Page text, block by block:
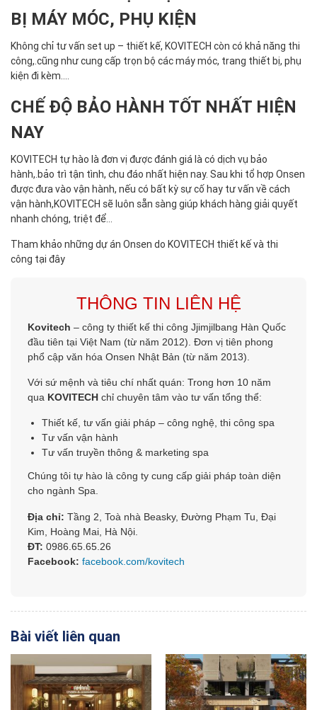
BỊ MÁY MÓC, PHỤ KIỆN
Không chỉ tư vấn set up – thiết kế, KOVITECH còn có khả năng thi
công,.cũng như cung cấp trọn bộ các máy móc, trang thiết bị, phụ
kiện đi kèm….
CHẾ ĐỘ BẢO HÀNH TỐT NHẤT HIỆN
NAY
KOVITECH tự hào là đơn vị được đánh giá là có dịch vụ bảo
hành,.bảo trì tận tình, chu đáo nhất hiện nay. Sau khi tổ hợp Onsen
được đưa vào vận hành, nếu có bất kỳ sự cố hay tư vấn về cách
vận hành,KOVITECH sẽ luôn sẵn sàng giúp khách hàng giải quyết
nhanh chóng, triệt để…
Tham khảo những dự án Onsen do KOVITECH thiết kế và thi
công tại đây
THÔNG TIN LIÊN HỆ
Kovitech – công ty thiết kế thi công Jjimjilbang Hàn Quốc
đầu tiên tại Việt Nam (từ năm 2012). Đơn vị tiên phong
phổ cập văn hóa Onsen Nhật Bản (từ năm 2013).
Với sứ mệnh và tiêu chí nhất quán: Trong hơn 10 năm
qua KOVITECH chỉ chuyên tâm vào tư vấn tổng thể:
Thiết kế, tư vấn giải pháp – công nghệ, thi công spa
Tư vấn vận hành
Tư vấn truyền thông & marketing spa
Chúng tôi tự hào là công ty cung cấp giải pháp toàn diện
cho ngành Spa.
Địa chỉ: Tầng 2, Toà nhà Beasky, Đường Phạm Tu, Đại
Kim, Hoàng Mai, Hà Nội.
ĐT: 0986.65.65.26
Facebook: facebook.com/kovitech
Bài viết liên quan